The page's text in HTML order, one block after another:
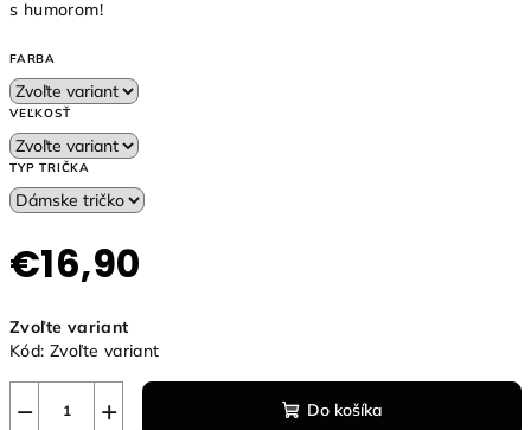
s humorom!
FARBA
VEĽKOSŤ
TYP TRIČKA
€16,90
cena:
Zvoľte variant
Kód: Zvoľte variant
+
− Do košíka